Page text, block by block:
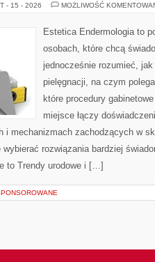
- 15 - 2026 MOŻLIWOŚĆ
Estetica Endermologia to
osobach, które chcą
jednocześnie rozumieć, jak
pielęgnacji, na czym
które procedury
miejsce łączy
i mechanizmach zachodzących w
rozwiązania bardziej
to Trendy urodowe i […]